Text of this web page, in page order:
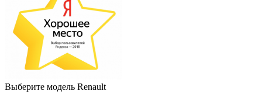
Выберите модель Renault